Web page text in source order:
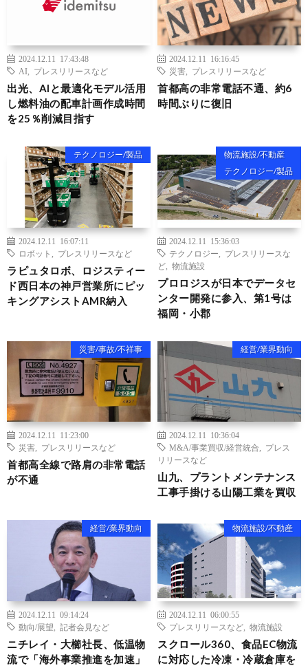
2024.12.11 17:43:48
AI
プレスリリースなど
出光、AIと最適化モデル活用
し燃料油の配車計画作成時間
を25％削減目指す
2024.12.11 16:16:45
災害
プレスリリースなど
首都高の非常電話不通、約6
時間ぶりに復旧
テクノロジー/製品
2024.12.11 16:07:11
ロボット
プレスリリースなど
ラピュタロボ、ロジスティー
ド西日本の神戸営業所にピッ
キングアシストAMR納入
物流施設/不動産
テクノロジー/製品
2024.12.11 15:36:03
テクノロジー
プレスリリースな
ど
物流施設
プロロジスが日本でデータセ
ンター開発に参入、第1号は
福岡・小郡
災害/事故/不祥事
2024.12.11 11:23:00
災害
プレスリリースなど
首都高全線で路肩の非常電話
が不通
経営/業界動向
2024.12.11 10:36:04
M&A/事業買収/経営統合
プレス
リリースなど
山九、プラントメンテナンス
工事手掛ける山陽工業を買収
経営/業界動向
2024.12.11 09:14:24
動向/展望
記者会見など
ニチレイ・大櫛社長、低温物
流で「海外事業推進を加速」
物流施設/不動産
2024.12.11 06:00:55
プレスリリースなど
物流施設
スクロール360、食品EC物流
に対応した冷凍・冷蔵倉庫を